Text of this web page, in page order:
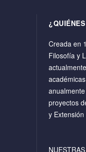
Creada en
Filosofía y
proyectos
y Extensión